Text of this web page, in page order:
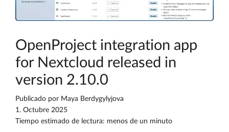
OpenProject integration app
for Nextcloud released in
version 2.10.0
Publicado por Maya Berdygylyjova
1. Octubre 2025
Tiempo estimado de lectura: menos de un minuto